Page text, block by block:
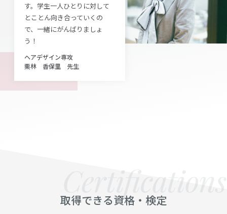
す。学生一人ひとりに対して
とことん向き合っていくの
で、一緒にがんばりましょ
う！
ヘアデザイン専攻
栗林 香保里 先生
取得できる資格・検定